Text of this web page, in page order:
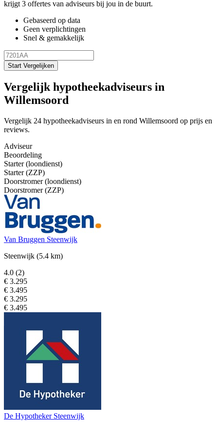
krijgt 3 offertes van adviseurs bij jou in de buurt.
Gebaseerd op data
Geen verplichtingen
Snel & gemakkelijk
Start Vergelijken
Vergelijk hypotheekadviseurs in
Willemsoord
Vergelijk 24 hypotheekadviseurs in en rond Willemsoord op prijs en
reviews.
Adviseur
Beoordeling
Starter (loondienst)
Starter (ZZP)
Doorstromer (loondienst)
Doorstromer (ZZP)
Van Bruggen Steenwijk
Steenwijk (5.4 km)
4.0 (2)
€ 3.295
€ 3.495
€ 3.295
€ 3.495
De Hypotheker Steenwijk